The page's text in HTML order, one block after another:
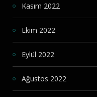
Kasım 2022
Ekim 2022
Eylül 2022
Ağustos 2022